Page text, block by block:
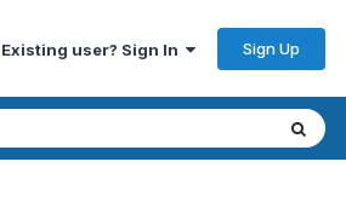
Existing user? Sign In Sign Up